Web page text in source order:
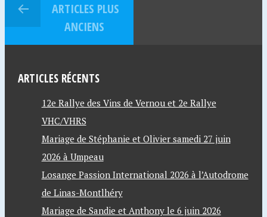
ARTICLES PLUS
ANCIENS
ARTICLES RÉCENTS
12e Rallye des Vins de Vernou et 2e Rallye
VHC/VHRS
Mariage de Stéphanie et Olivier samedi 27 juin
2026 à Umpeau
Losange Passion International 2026 à l’Autodrome
de Linas-Montlhéry
Mariage de Sandie et Anthony le 6 juin 2026